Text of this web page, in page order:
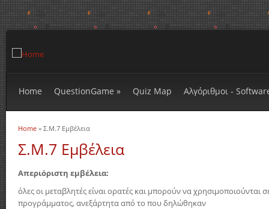
Home QuestionGame » Quiz Map Αλγόριθμοι -
You are here
Home » Σ.Μ.7 Εμβέλεια
Σ.Μ.7 Εμβέλεια
Απεριόριστη εμβέλεια:
όλες οι μεταβλητές είναι ορατές και μπορούν να χρησιμοποιούνται
προγράμματος, ανεξάρτητα από το που δηλώθηκαν